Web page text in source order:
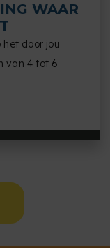
WAAR
door jou
van 4 tot 6